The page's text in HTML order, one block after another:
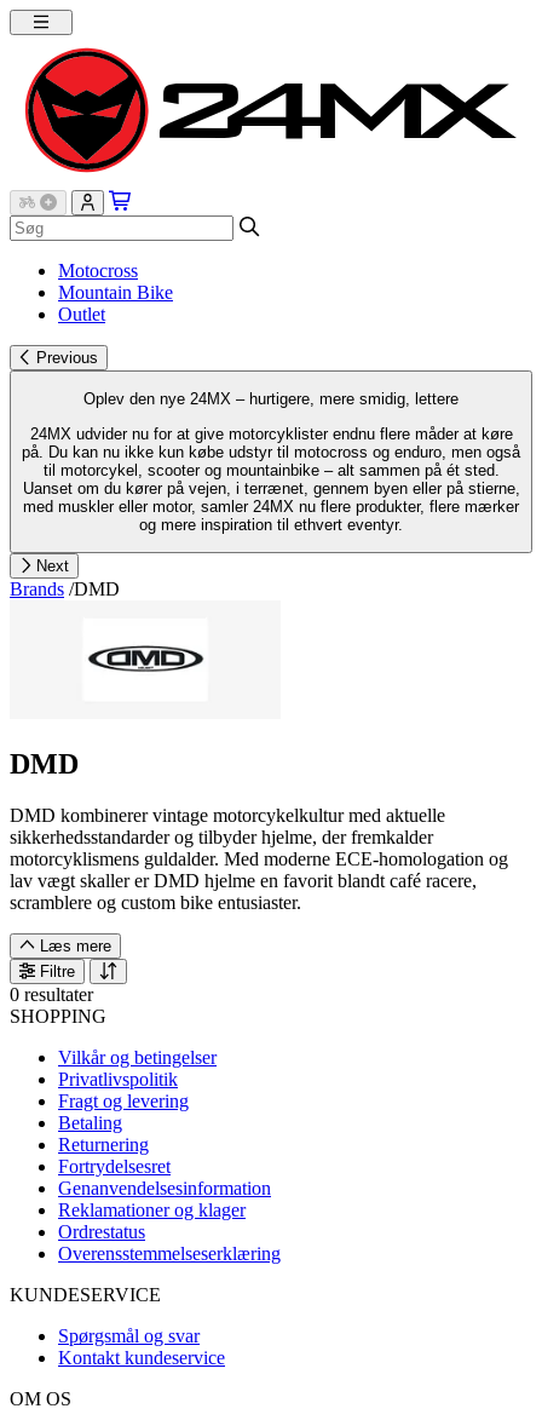
Motocross
Mountain Bike
Outlet
Previous
Oplev den nye 24MX – hurtigere, mere smidig, lettere
24MX udvider nu for at give motorcyklister endnu flere måder at køre
på. Du kan nu ikke kun købe udstyr til motocross og enduro, men også
til motorcykel, scooter og mountainbike – alt sammen på ét sted.
Uanset om du kører på vejen, i terrænet, gennem byen eller på stierne,
med muskler eller motor, samler 24MX nu flere produkter, flere mærker
og mere inspiration til ethvert eventyr.
Next
Brands /DMD
DMD
DMD kombinerer vintage motorcykelkultur med aktuelle
sikkerhedsstandarder og tilbyder hjelme, der fremkalder
motorcyklismens guldalder. Med moderne ECE-homologation og
lav vægt skaller er DMD hjelme en favorit blandt café racere,
scramblere og custom bike entusiaster.
Læs mere
Filtre
0 resultater
SHOPPING
Vilkår og betingelser
Privatlivspolitik
Fragt og levering
Betaling
Returnering
Fortrydelsesret
Genanvendelsesinformation
Reklamationer og klager
Ordrestatus
Overensstemmelseserklæring
KUNDESERVICE
Spørgsmål og svar
Kontakt kundeservice
OM OS